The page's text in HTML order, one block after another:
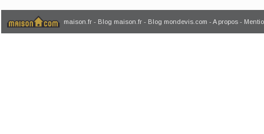
maison.fr - Blog maison.fr - Blog mondevis.com - A propos -